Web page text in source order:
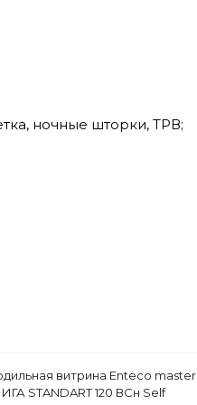
ночные шторки, ТРВ;
витрина Enteco master
STANDART 120 ВСн Self